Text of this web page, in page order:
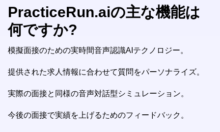
PracticeRun.aiの主な機能は
何ですか?
模擬面接のための実時間音声認識AIテクノロジー。
提供された求人情報に合わせて質問をパーソナライズ。
実際の面接と同様の音声対話型シミュレーション。
今後の面接で実績を上げるためのフィードバック。